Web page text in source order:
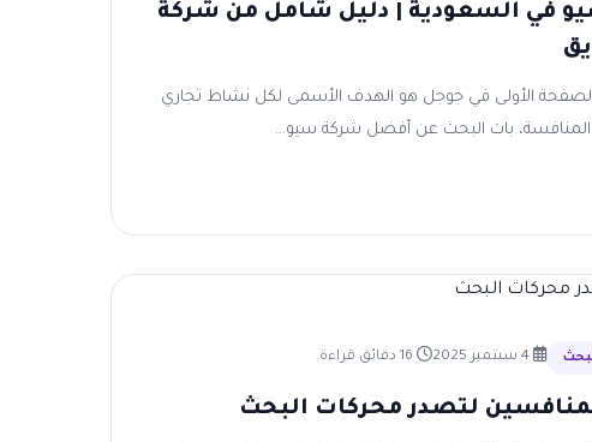
في السعودية | دليل شامل من شركة
الأولى في جوجل هو الهدف الأسمى لكل نشاط تجاري
المنافسة، بات البحث عن أفضل شركة سيو...
لتصدر محركات البحث